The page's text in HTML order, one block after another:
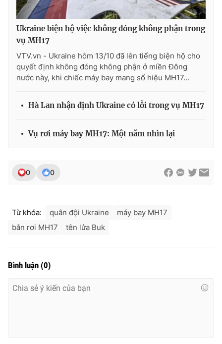
Ðiện thoại Thời báo VTV:
024.66 897 897
Email:toasoan@vtv.vn
Liên hệ quảng cáo:024-7300.7108
® Cấm sao chép dưới mọi hình thức nếu không có sự chấp
Ukraine biện hộ việc không đóng không phận trong
vụ MH17
VTV.vn - Ukraine hôm 13/10 đã lên tiếng biện hộ cho
quyết định không đóng không phận ở miền Đông
nước này, khi chiếc máy bay mang số hiệu MH17...
Hà Lan nhận định Ukraine có lỗi trong vụ MH17
Vụ rơi máy bay MH17: Một năm nhìn lại
0 0
Từ khóa: quân đội Ukraine
máy bay MH17
bắn rơi MH17
tên lửa Buk
Bình luận (0)